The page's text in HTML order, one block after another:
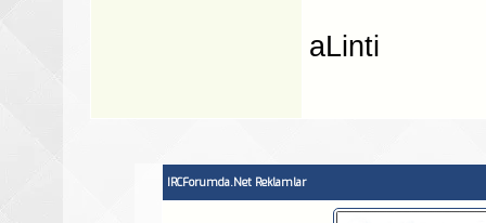
aLinti
IRCForumda.Net Reklamlar